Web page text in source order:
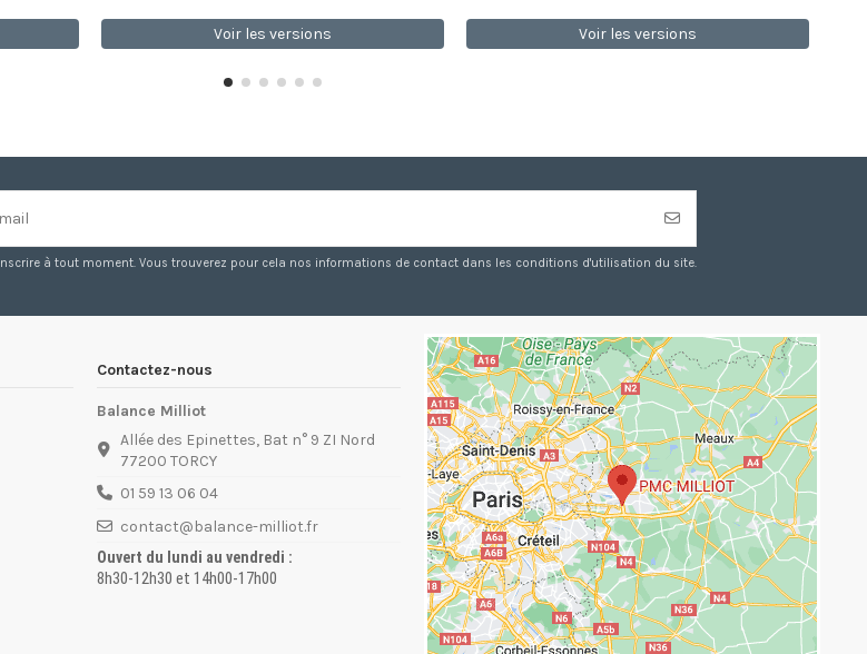
Voir les versions Voir les versions
à tout moment. Vous trouverez pour cela nos informations de contact dans les conditions d'utilisation du site.
Contactez-nous
Balance Milliot
Allée des Epinettes, Bat n° 9 ZI Nord
77200 TORCY
01 59 13 06 04
contact@balance-milliot.fr
Ouvert du lundi au vendredi :
8h30-12h30 et 14h00-17h00